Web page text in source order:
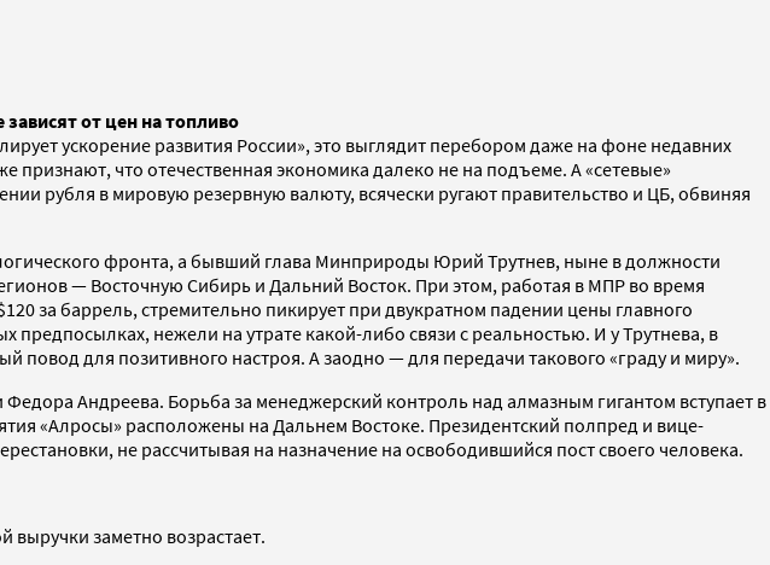
от цен на топливо
ускорение развития России», это выглядит перебором даже на фоне недавних
что отечественная экономика далеко не на подъеме. А «сетевые»
рубля в мировую резервную валюту, всячески ругают правительство и ЦБ, обвиняя
фронта, а бывший глава Минприроды Юрий Трутнев, ныне в должности
— Восточную Сибирь и Дальний Восток. При этом, работая в МПР во время
за баррель, стремительно пикирует при двукратном падении цены главного
нежели на утрате какой-либо связи с реальностью. И у Трутнева, в
повод для позитивного настроя. А заодно — для передачи такового «граду и миру».
Андреева. Борьба за менеджерский контроль над алмазным гигантом вступает в
«Алросы» расположены на Дальнем Востоке. Президентский полпред и вице-
не рассчитывая на назначение на освободившийся пост своего человека.
выручки заметно возрастает.